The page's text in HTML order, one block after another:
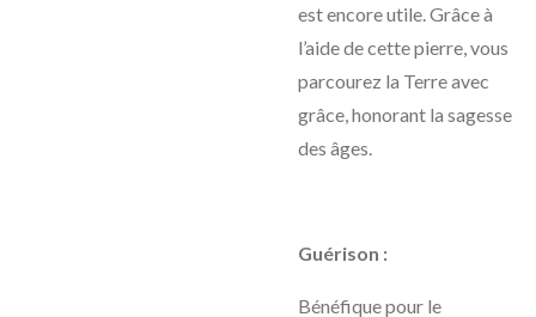
est encore utile. Grâce à
l’aide de cette pierre, vous
parcourez la Terre avec
grâce, honorant la sagesse
des âges.
Guérison :
Bénéfique pour le